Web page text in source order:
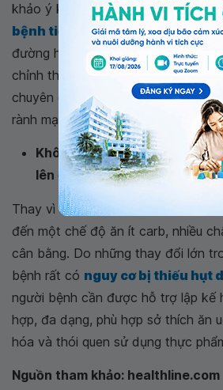
khảo ý kiến bác sĩ hoặc chuyên
bệnh tiểu đường và dinh dưỡng.
đường huyết và được theo dõi bởi
chỉnh thuốc đúng thời điểm vô
chuyên gia, nếu chưa đủ kiến thức
rành mạch, người bệnh không nên
Không phải bất kì loại carb
lên đường máu như nhau
Thay vì chọn một chế độ ăn kiêng
đến một chế độ ăn ít carb, nhiều
cân bằng. Do những thay đổi lớn
bệnh rất có nguy cơ bị thiếu hụt
người bệnh cần được hỗ trợ lập kế
hợp, đa dạng, phù hợp sở thích ăn
hóa và thói quen sử dụng thực
Nguồn tham khảo: healthline.com